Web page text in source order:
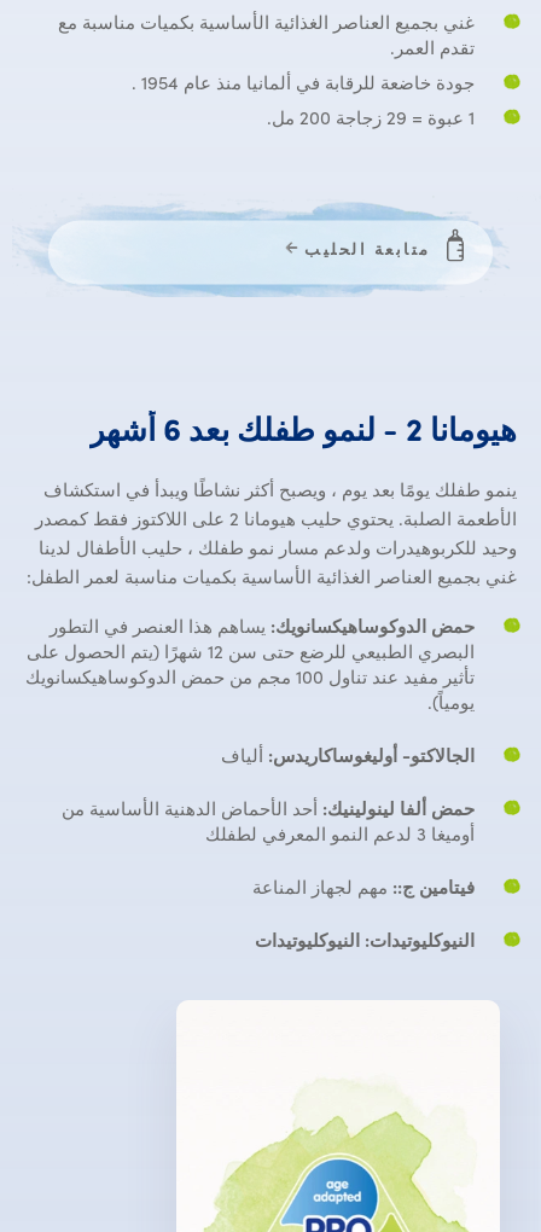
غني بجميع العناصر الغذائية الأساسية بكميات مناسبة مع
تقدم العمر.
جودة خاضعة للرقابة في ألمانيا منذ عام 1954 .
1 عبوة = 29 زجاجة 200 مل.
متابعة الحليب
هيومانا 2
- لنمو طفلك بعد 6 أشهر
ينمو طفلك يومًا بعد يوم ، ويصبح أكثر نشاطًا ويبدأ في استكشاف
الأطعمة الصلبة. يحتوي حليب هيومانا 2 على اللاكتوز فقط كمصدر
وحيد للكربوهيدرات ولدعم مسار نمو طفلك ، حليب الأطفال لدينا
غني بجميع العناصر الغذائية الأساسية بكميات مناسبة لعمر الطفل:
حمض الدوكوساهيكسانويك: يساهم هذا العنصر في التطور
البصري الطبيعي للرضع حتى سن 12 شهرًا (يتم الحصول على
تأثير مفيد عند تناول 100 مجم من حمض الدوكوساهيكسانويك
يومياً).
الجالاكتو- أوليغوساكاريدس: ألياف
حمض ألفا لينولينيك: أحد الأحماض الدهنية الأساسية من
أوميغا 3 لدعم النمو المعرفي لطفلك
فيتامين ج:: مهم لجهاز المناعة
النيوكليوتيدات: النيوكليوتيدات